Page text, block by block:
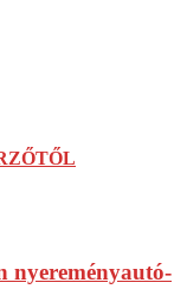
nyereményautó-